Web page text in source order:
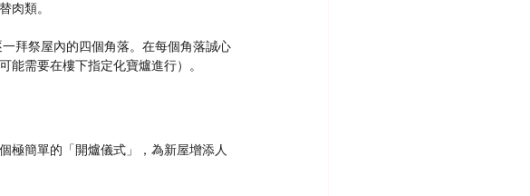
肉類。
拜祭屋內的四個角落。在每個角落誠心
能需要在樓下指定化寶爐進行）。
極簡單的「開爐儀式」，為新屋增添人